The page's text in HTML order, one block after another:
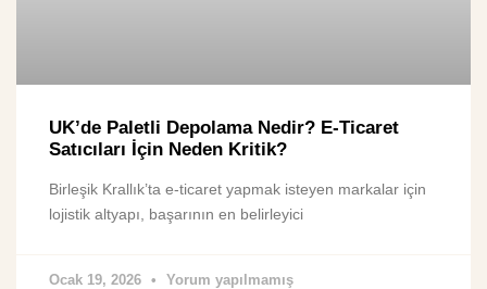
UK’de Paletli Depolama Nedir? E-Ticaret
Satıcıları İçin Neden Kritik?
Birleşik Krallık’ta e-ticaret yapmak isteyen markalar için
lojistik altyapı, başarının en belirleyici
Ocak 19, 2026 Yorum yapılmamış